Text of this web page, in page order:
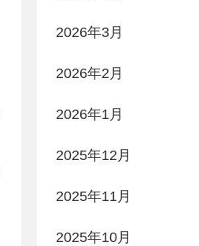
2026年3月
2026年2月
2026年1月
2025年12月
2025年11月
2025年10月